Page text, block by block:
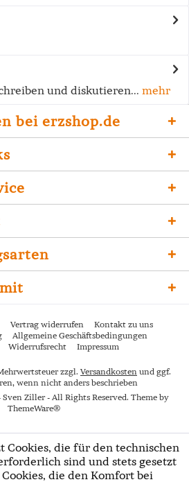
und diskutieren... mehr
bei erzshop.de
Vertrag widerrufen
Kontakt zu uns
Allgemeine Geschäftsbedingungen
Widerrufsrecht Impressum
zzgl. Versandkosten und ggf.
wenn nicht anders beschrieben
Ziller - All Rights Reserved. Theme by
ThemeWare®
Cookies, die für den technischen
sind und stets gesetzt
die den Komfort bei